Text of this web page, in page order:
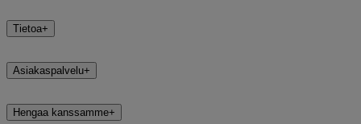
Tietoa+
Asiakaspalvelu+
Hengaa kanssamme+